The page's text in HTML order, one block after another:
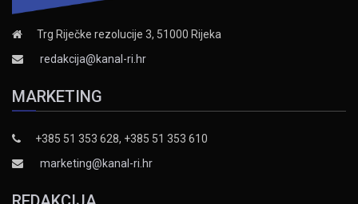
Trg Riječke rezolucije 3, 51000 Rijeka
redakcija@kanal-ri.hr
MARKETING
+385 51 353 628, +385 51 353 610
marketing@kanal-ri.hr